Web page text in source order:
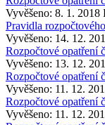
Vyvěšeno: 8. 1. 2018
Pravidla
Vyvěšeno: 14. 12.
Rozpočtové opatření
Vyvěšeno: 13. 12.
Rozpočtové opatření
Vyvěšeno: 11. 12.
Rozpočtové opatření
Vyvěšeno: 11. 12.